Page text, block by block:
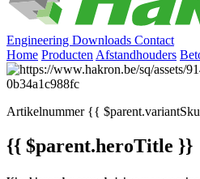
Engineering Downloads Contact
Home Producten Afstandhouders
Artikelnummer{{
{{ $parent.heroTitle }}